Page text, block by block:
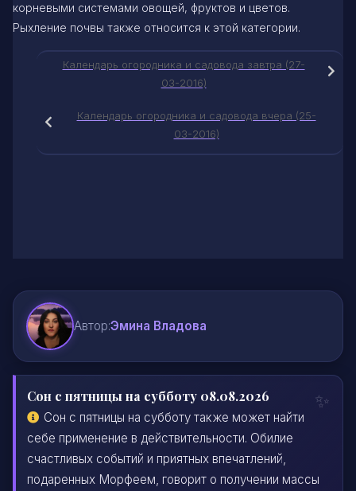
корневыми системами овощей, фруктов и цветов.
Рыхление почвы также относится к этой категории.
Календарь огородника и садовода завтра (27-
03-2016)
Календарь огородника и садовода вчера (25-
03-2016)
Автор:Эмина Владова
Сон с пятницы на субботу 08.08.2026
Сон с пятницы на субботу также может найти
себе применение в действительности. Обилие
счастливых событий и приятных впечатлений,
подаренных Морфеем, говорит о получении массы